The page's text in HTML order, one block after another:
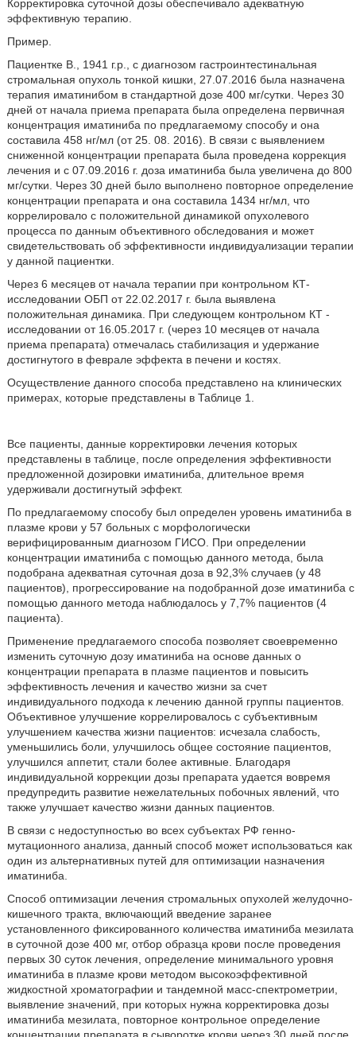
Корректировка суточной дозы обеспечивало адекватную
эффективную терапию.
Пример.
Пациентке В., 1941 г.р., с диагнозом гастроинтестинальная
стромальная опухоль тонкой кишки, 27.07.2016 была назначена
терапия иматинибом в стандартной дозе 400 мг/сутки. Через 30
дней от начала приема препарата была определена первичная
концентрация иматиниба по предлагаемому способу и она
составила 458 нг/мл (от 25. 08. 2016). В связи с выявлением
сниженной концентрации препарата была проведена коррекция
лечения и с 07.09.2016 г. доза иматиниба была увеличена до 800
мг/сутки. Через 30 дней было выполнено повторное определение
концентрации препарата и она составила 1434 нг/мл, что
коррелировало с положительной динамикой опухолевого
процесса по данным объективного обследования и может
свидетельствовать об эффективности индивидуализации терапии
у данной пациентки.
Через 6 месяцев от начала терапии при контрольном КТ-
исследовании ОБП от 22.02.2017 г. была выявлена
положительная динамика. При следующем контрольном КТ -
исследовании от 16.05.2017 г. (через 10 месяцев от начала
приема препарата) отмечалась стабилизация и удержание
достигнутого в феврале эффекта в печени и костях.
Осуществление данного способа представлено на клинических
примерах, которые представлены в Таблице 1.
Все пациенты, данные корректировки лечения которых
представлены в таблице, после определения эффективности
предложенной дозировки иматиниба, длительное время
удерживали достигнутый эффект.
По предлагаемому способу был определен уровень иматиниба в
плазме крови у 57 больных с морфологически
верифицированным диагнозом ГИСО. При определении
концентрации иматиниба с помощью данного метода, была
подобрана адекватная суточная доза в 92,3% случаев (у 48
пациентов), прогрессирование на подобранной дозе иматиниба с
помощью данного метода наблюдалось у 7,7% пациентов (4
пациента).
Применение предлагаемого способа позволяет своевременно
изменить суточную дозу иматиниба на основе данных о
концентрации препарата в плазме пациентов и повысить
эффективность лечения и качество жизни за счет
индивидуального подхода к лечению данной группы пациентов.
Объективное улучшение коррелировалось с субъективным
улучшением качества жизни пациентов: исчезала слабость,
уменьшились боли, улучшилось общее состояние пациентов,
улучшился аппетит, стали более активные. Благодаря
индивидуальной коррекции дозы препарата удается вовремя
предупредить развитие нежелательных побочных явлений, что
также улучшает качество жизни данных пациентов.
В связи с недоступностью во всех субъектах РФ генно-
мутационного анализа, данный способ может использоваться как
один из альтернативных путей для оптимизации назначения
иматиниба.
Способ оптимизации лечения стромальных опухолей желудочно-
кишечного тракта, включающий введение заранее
установленного фиксированного количества иматиниба мезилата
в суточной дозе 400 мг, отбор образца крови после проведения
первых 30 суток лечения, определение минимального уровня
иматиниба в плазме крови методом высокоэффективной
жидкостной хроматографии и тандемной масс-спектрометрии,
выявление значений, при которых нужна корректировка дозы
иматиниба мезилата, повторное контрольное определение